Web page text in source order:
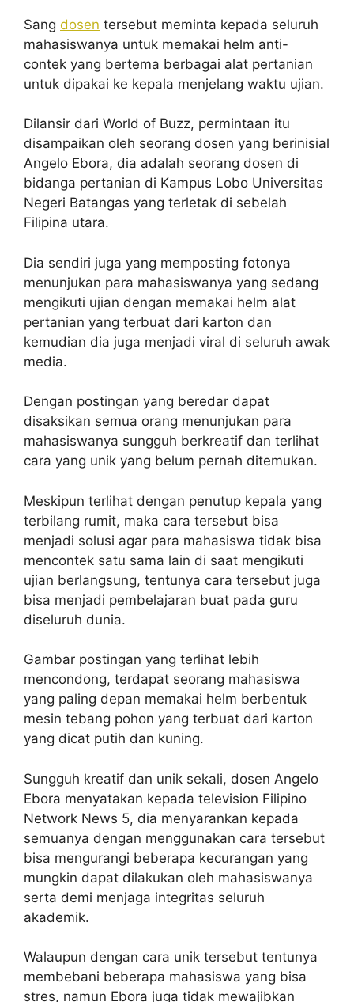
Sang dosen tersebut meminta kepada seluruh
mahasiswanya untuk memakai helm anti-
contek yang bertema berbagai alat pertanian
untuk dipakai ke kepala menjelang waktu ujian.
Dilansir dari World of Buzz, permintaan itu
disampaikan oleh seorang dosen yang berinisial
Angelo Ebora, dia adalah seorang dosen di
bidanga pertanian di Kampus Lobo Universitas
Negeri Batangas yang terletak di sebelah
Filipina utara.
Dia sendiri juga yang memposting fotonya
menunjukan para mahasiswanya yang sedang
mengikuti ujian dengan memakai helm alat
pertanian yang terbuat dari karton dan
kemudian dia juga menjadi viral di seluruh awak
media.
Dengan postingan yang beredar dapat
disaksikan semua orang menunjukan para
mahasiswanya sungguh berkreatif dan terlihat
cara yang unik yang belum pernah ditemukan.
Meskipun terlihat dengan penutup kepala yang
terbilang rumit, maka cara tersebut bisa
menjadi solusi agar para mahasiswa tidak bisa
mencontek satu sama lain di saat mengikuti
ujian berlangsung, tentunya cara tersebut juga
bisa menjadi pembelajaran buat pada guru
diseluruh dunia.
Gambar postingan yang terlihat lebih
mencondong, terdapat seorang mahasiswa
yang paling depan memakai helm berbentuk
mesin tebang pohon yang terbuat dari karton
yang dicat putih dan kuning.
Sungguh kreatif dan unik sekali, dosen Angelo
Ebora menyatakan kepada television Filipino
Network News 5, dia menyarankan kepada
semuanya dengan menggunakan cara tersebut
bisa mengurangi beberapa kecurangan yang
mungkin dapat dilakukan oleh mahasiswanya
serta demi menjaga integritas seluruh
akademik.
Walaupun dengan cara unik tersebut tentunya
membebani beberapa mahasiswa yang bisa
stres, namun Ebora juga tidak mewajibkan